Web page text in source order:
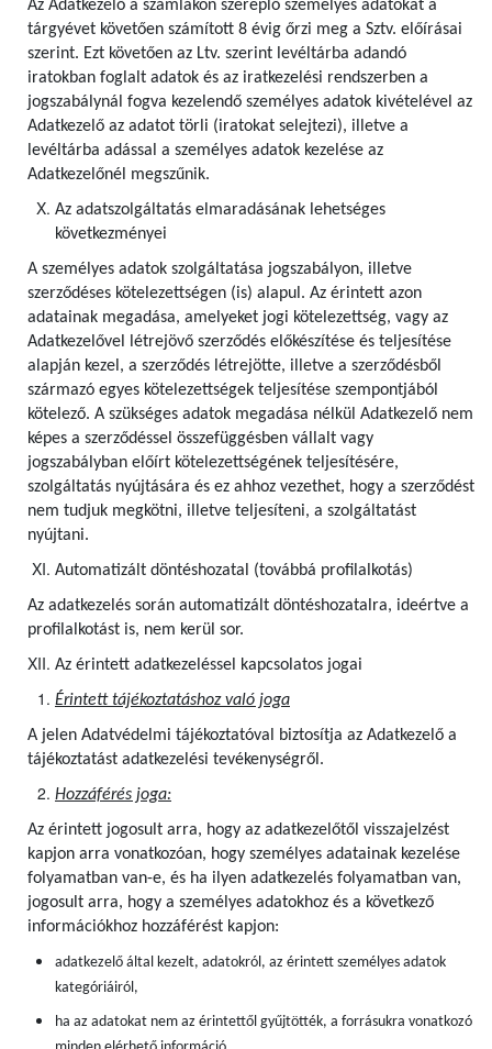
Az Adatkezelő a számlákon szereplő személyes adatokat a
tárgyévet követően számított 8 évig őrzi meg a Sztv. előírásai
szerint. Ezt követően az Ltv. szerint levéltárba adandó
iratokban foglalt adatok és az iratkezelési rendszerben a
jogszabálynál fogva kezelendő személyes adatok kivételével az
Adatkezelő az adatot törli (iratokat selejtezi), illetve a
levéltárba adással a személyes adatok kezelése az
Adatkezelőnél megszűnik.
Az adatszolgáltatás elmaradásának lehetséges
következményei
A személyes adatok szolgáltatása jogszabályon, illetve
szerződéses kötelezettségen (is) alapul. Az érintett azon
adatainak megadása, amelyeket jogi kötelezettség, vagy az
Adatkezelővel létrejövő szerződés előkészítése és teljesítése
alapján kezel, a szerződés létrejötte, illetve a szerződésből
származó egyes kötelezettségek teljesítése szempontjából
kötelező. A szükséges adatok megadása nélkül Adatkezelő nem
képes a szerződéssel összefüggésben vállalt vagy
jogszabályban előírt kötelezettségének teljesítésére,
szolgáltatás nyújtására és ez ahhoz vezethet, hogy a szerződést
nem tudjuk megkötni, illetve teljesíteni, a szolgáltatást
nyújtani.
Automatizált döntéshozatal (továbbá profilalkotás)
Az adatkezelés során automatizált döntéshozatalra, ideértve a
profilalkotást is, nem kerül sor.
Az érintett adatkezeléssel kapcsolatos jogai
Érintett tájékoztatáshoz való joga
A jelen Adatvédelmi tájékoztatóval biztosítja az Adatkezelő a
tájékoztatást adatkezelési tevékenységről.
Hozzáférés joga:
Az érintett jogosult arra, hogy az adatkezelőtől visszajelzést
kapjon arra vonatkozóan, hogy személyes adatainak kezelése
folyamatban van-e, és ha ilyen adatkezelés folyamatban van,
jogosult arra, hogy a személyes adatokhoz és a következő
információkhoz hozzáférést kapjon:
adatkezelő által kezelt, adatokról, az érintett személyes adatok
kategóriáiról,
ha az adatokat nem az érintettől gyűjtötték, a forrásukra vonatkozó